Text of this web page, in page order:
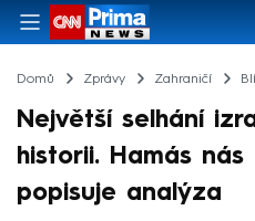
Domů Zprávy Zahraničí
Největší selhání
historii. Hamás
popisuje analýza